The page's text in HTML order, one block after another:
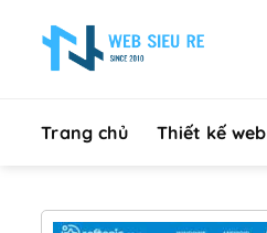
Trang chủ Thiết kế web